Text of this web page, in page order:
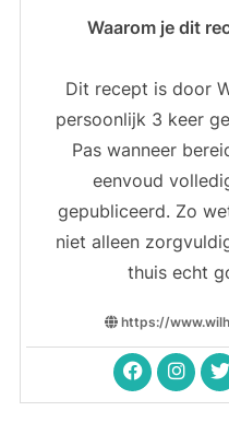
Waarom je dit
Dit recept is door
persoonlijk 3 keer
Pas wanneer
eenvoud
gepubliceerd. Zo
niet alleen
thuis echt
https://